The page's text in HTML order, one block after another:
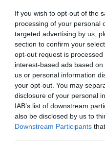
If you wish to opt-out of the
processing of your personal
targeted advertising by us,
section to confirm your
opt-out request is
interest-based ads based
us or personal information
your opt-out. You may
disclosure of your personal
IAB’s list of downstream
also be disclosed by us to
Downstream Participants
προανέφερα όλα τα
διαφυλάξω την τιμή και
περίπτωση, που δεν
της αλήθειας.
Η Έπαρχος Άνδρου
Άννα Βρεττού